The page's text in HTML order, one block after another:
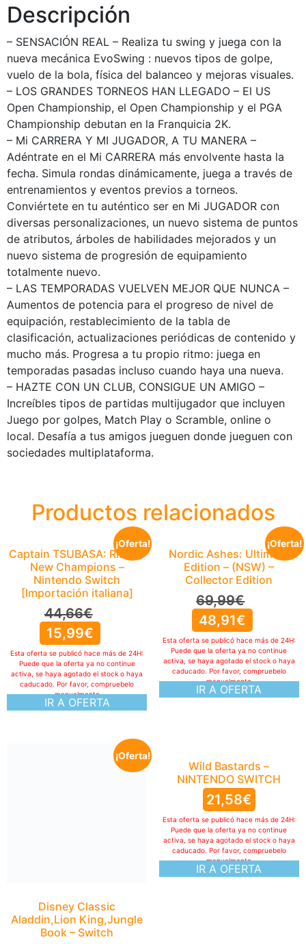
Descripción
– SENSACIÓN REAL – Realiza tu swing y juega con la
nueva mecánica EvoSwing : nuevos tipos de golpe,
vuelo de la bola, física del balanceo y mejoras visuales.
– LOS GRANDES TORNEOS HAN LLEGADO – El US
Open Championship, el Open Championship y el PGA
Championship debutan en la Franquicia 2K.
– Mi CARRERA Y MI JUGADOR, A TU MANERA –
Adéntrate en el Mi CARRERA más envolvente hasta la
fecha. Simula rondas dinámicamente, juega a través de
entrenamientos y eventos previos a torneos.
Conviértete en tu auténtico ser en Mi JUGADOR con
diversas personalizaciones, un nuevo sistema de puntos
de atributos, árboles de habilidades mejorados y un
nuevo sistema de progresión de equipamiento
totalmente nuevo.
– LAS TEMPORADAS VUELVEN MEJOR QUE NUNCA –
Aumentos de potencia para el progreso de nivel de
equipación, restablecimiento de la tabla de
clasificación, actualizaciones periódicas de contenido y
mucho más. Progresa a tu propio ritmo: juega en
temporadas pasadas incluso cuando haya una nueva.
– HAZTE CON UN CLUB, CONSIGUE UN AMIGO –
Increíbles tipos de partidas multijugador que incluyen
Juego por golpes, Match Play o Scramble, online o
local. Desafía a tus amigos jueguen donde jueguen con
sociedades multiplataforma.
Productos relacionados
¡Oferta!
Captain TSUBASA: Rise of
New Champions –
Nintendo Switch
[Importación italiana]
44,66€
15,99€
IR A OFERTA
Esta oferta se publicó hace más de 24H:
Puede que la oferta ya no continue
activa, se haya agotado el stock o haya
caducado. Por favor, compruebelo
manualmente
¡Oferta!
Nordic Ashes: Ultimate
Edition – (NSW) –
Collector Edition
69,99€
48,91€
IR A OFERTA
Esta oferta se publicó hace más de 24H:
Puede que la oferta ya no continue
activa, se haya agotado el stock o haya
caducado. Por favor, compruebelo
manualmente
¡Oferta!
Disney Classic
Aladdin,Lion King,Jungle
Book – Switch
Wild Bastards –
NINTENDO SWITCH
21,58€
IR A OFERTA
Esta oferta se publicó hace más de 24H:
Puede que la oferta ya no continue
activa, se haya agotado el stock o haya
caducado. Por favor, compruebelo
manualmente